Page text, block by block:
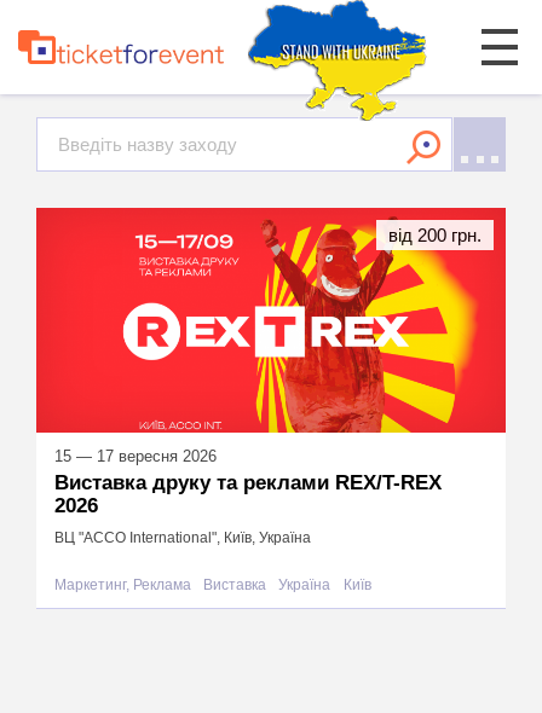
15 — 17 вересня 2026
Виставка друку та реклами REX/T-REX
2026
ВЦ "ACCO International", Київ, Україна
Маркетинг, Реклама Виставка Україна Київ
від 200 грн.